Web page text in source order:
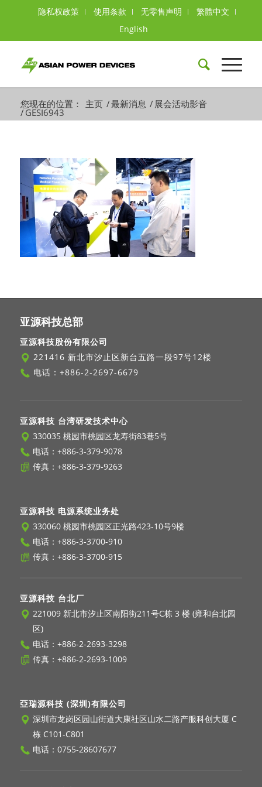
隐私权政策 使用条款 无零售声明
繁體中文
English
您现在的位置： 主页 /最新消息 / 展会活动影音
/ GESI6943
亚源科技总部
亚源科技股份有限公司
221416 新北市汐止区新台五路一段97号12楼
电话： +886-2-2697-6679
亚源科技 台湾研发技术中心
330035 桃园市桃园区龙寿街83巷5号
电话： +886-3-379-9078
传真：+886-3-379-9263
亚源科技 电源系统业务处
330060 桃园市桃园区正光路423-10号9楼
电话： +886-3-3700-910
传真：+886-3-3700-915
亚源科技 台北厂
221009 新北市汐止区南阳街211号C栋 3 楼 (雍和台北园
区)
电话： +886-2-2693-3298
传真：+886-2-2693-1009
亞瑞源科技 (深圳)有限公司
深圳市龙岗区园山街道大康社区山水二路产服科创大厦 C
栋 C101-C801
电话： 0755-28607677